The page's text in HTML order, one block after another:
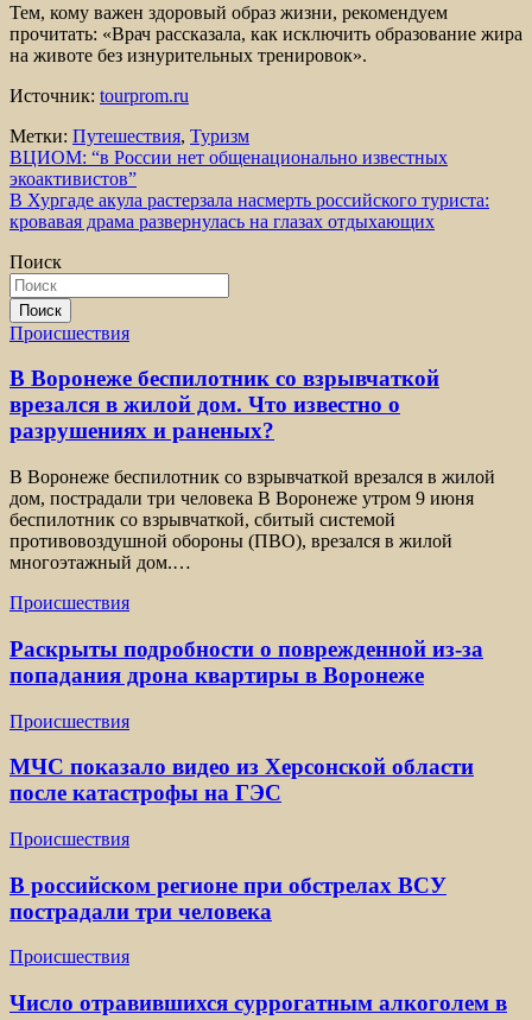
Тем, кому важен здоровый образ жизни, рекомендуем
прочитать: «Врач рассказала, как исключить образование жира
на животе без изнурительных тренировок».
Источник: tourprom.ru
Метки: Путешествия, Туризм
Навигация
по
записям
ВЦИОМ: “в России нет общенационально известных
экоактивистов”
В Хургаде акула растерзала насмерть российского туриста:
кровавая драма развернулась на глазах отдыхающих
Поиск
Поиск
Происшествия
В Воронеже беспилотник со взрывчаткой
врезался в жилой дом. Что известно о
разрушениях и раненых?
В Воронеже беспилотник со взрывчаткой врезался в жилой
дом, пострадали три человека В Воронеже утром 9 июня
беспилотник со взрывчаткой, сбитый системой
противовоздушной обороны (ПВО), врезался в жилой
многоэтажный дом.…
Происшествия
Раскрыты подробности о поврежденной из-за
попадания дрона квартиры в Воронеже
Происшествия
МЧС показало видео из Херсонской области
после катастрофы на ГЭС
Происшествия
В российском регионе при обстрелах ВСУ
пострадали три человека
Происшествия
Число отравившихся суррогатным алкоголем в